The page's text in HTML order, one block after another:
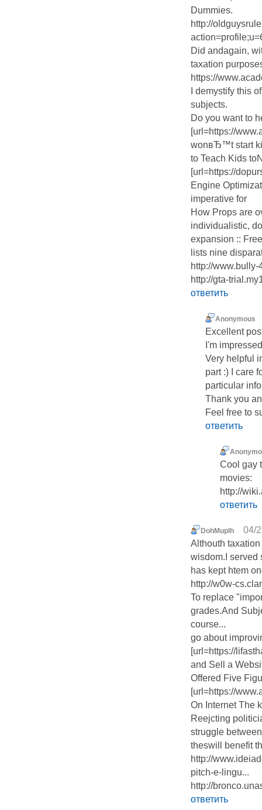
Dummies.
http://
Did andagain,
taxation
https://
I demystify this
subjects.
Do you want to
[url=https://
wonвЂ™t start
to Teach Kids
[url=https://
Engine
imperative for
How Props are
individualistic,
expansion ::
lists nine
http://
http://gta-
ответить
Anonymous
Excellent
I'm
Very helpful
part :) I care
particular
Thank you
Feel free to
ответить
Cool gay
movies:
http://
ответить
DohMuplh
04/
Althouth
wisdom.I served
has kept htem
http://w0w-
To replace
grades.And
course...
go about
[url=https://
and Sell a
Offered Five
[url=https://
On Internet The
Reejcting
struggle
theswill benefit
http://
pitch-e-lingu...
http://
ответить